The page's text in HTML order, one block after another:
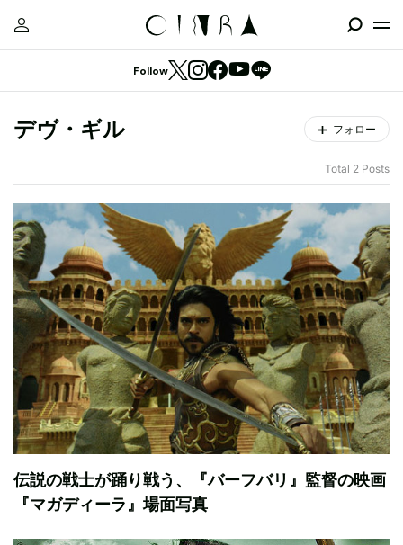
Follow
デヴ・ギル フォロー
Total 2 Posts
伝説の戦士が踊り戦う、『バーフバリ』監督の映画
『マガディーラ』場面写真